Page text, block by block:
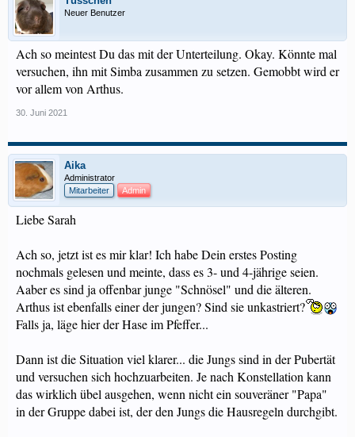
Neuer Benutzer
Ach so meintest Du das mit der Unterteilung. Okay. Könnte mal
versuchen, ihn mit Simba zusammen zu setzen. Gemobbt wird er
vor allem von Arthus.
30. Juni 2021
Aika
Administrator
Mitarbeiter
Admin
Liebe Sarah
Ach so, jetzt ist es mir klar! Ich habe Dein erstes Posting
nochmals gelesen und meinte, dass es 3- und 4-jährige seien.
Aaber es sind ja offenbar junge "Schnösel" und die älteren.
Arthus ist ebenfalls einer der jungen? Sind sie unkastriert?
Falls ja, läge hier der Hase im Pfeffer...
Dann ist die Situation viel klarer... die Jungs sind in der Pubertät
und versuchen sich hochzuarbeiten. Je nach Konstellation kann
das wirklich übel ausgehen, wenn nicht ein souveräner "Papa"
in der Gruppe dabei ist, der den Jungs die Hausregeln durchgibt.